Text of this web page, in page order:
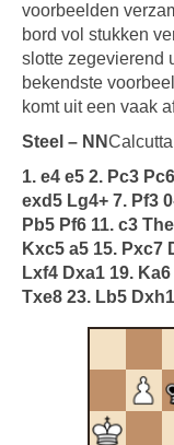
voorbeelden
bord vol stukken
slotte zegevierend
bekendste
komt uit een vaak
Steel – NN
1. e4 e5 2. Pc3
exd5 Lg4+ 7. Pf3
Pb5 Pf6 11. c3
Kxc5 a5 15. Pxc7
Lxf4 Dxa1 19.
Txe8 23. Lb5